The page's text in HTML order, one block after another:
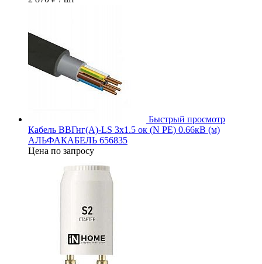
Быстрый просмотр
Кабель ВВГнг(А)-LS 3х1.5 ок (N PE) 0.66кВ (м)
АЛЬФАКАБЕЛЬ 656835
Цена по запросу